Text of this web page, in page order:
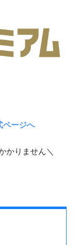
ページへ
かりません＼